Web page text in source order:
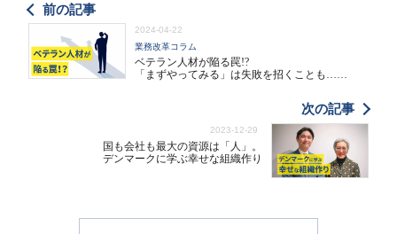
前の記事
2024-04-22
業務改革コラム
ベテラン人材が陥る罠!?
「まずやってみる」は失敗を招くことも……
次の記事
2023-12-29
国も会社も最大の資源は「人」。
デンマークに学ぶ幸せな組織作り